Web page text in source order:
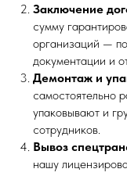
Заключение
сумму
организаций —
документации и
Демонтаж и
самостоятельно
упаковывают и
сотрудников.
Вывоз
нашу